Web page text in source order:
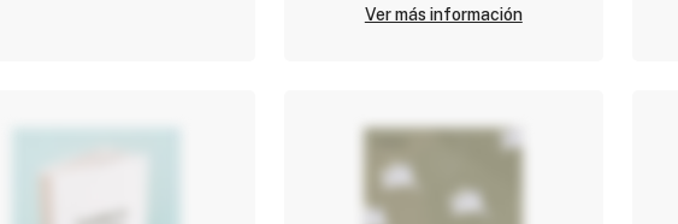
Ver más información